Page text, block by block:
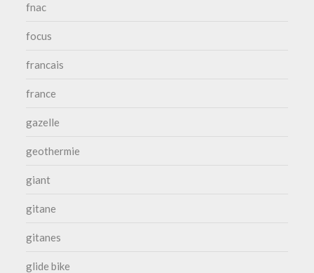
fnac
focus
francais
france
gazelle
geothermie
giant
gitane
gitanes
glide bike